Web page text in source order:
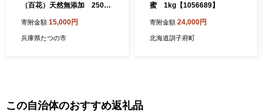
（百花）天然無添加 250g×
寄附金額 15,000円
兵庫県たつの市
蜜 1kg【1056689】
寄附金額 24,000円
北海道訓子府町
この自治体のおすすめ返礼品